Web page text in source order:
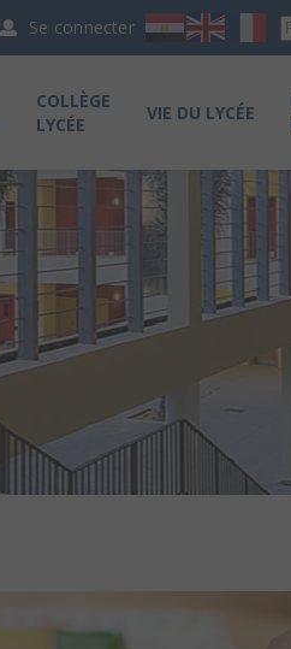
Se connecter
COLLÈGE
LYCÉE
VIE DU LYCÉE